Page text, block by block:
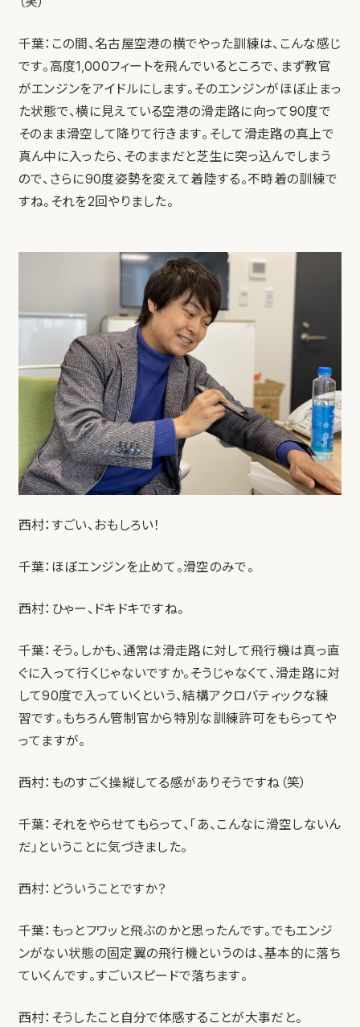
千葉：この間、名古屋空港の横でやった訓練は、こんな感じ
です。高度1,000フィートを飛んでいるところで、まず教官
がエンジンをアイドルにします。そのエンジンがほぼ止まっ
た状態で、横に見えている空港の滑走路に向って90度で
そのまま滑空して降りて行きます。そして滑走路の真上で
真ん中に入ったら、そのままだと芝生に突っ込んでしまう
ので、さらに90度姿勢を変えて着陸する。不時着の訓練で
すね。それを2回やりました。
西村：すごい、おもしろい！
千葉：ほぼエンジンを止めて。滑空のみで。
西村：ひゃー、ドキドキですね。
千葉：そう。しかも、通常は滑走路に対して飛行機は真っ直
ぐに入って行くじゃないですか。そうじゃなくて、滑走路に対
して90度で入っていくという、結構アクロバティックな練
習です。もちろん管制官から特別な訓練許可をもらってや
ってますが。
西村：ものすごく操縦してる感がありそうですね（笑）
千葉：それをやらせてもらって、「あ、こんなに滑空しないん
だ」ということに気づきました。
西村：どういうことですか？
千葉：もっとフワッと飛ぶのかと思ったんです。でもエンジ
ンがない状態の固定翼の飛行機というのは、基本的に落ち
ていくんです。すごいスピードで落ちます。
西村：そうしたこと自分で体感することが大事だと。